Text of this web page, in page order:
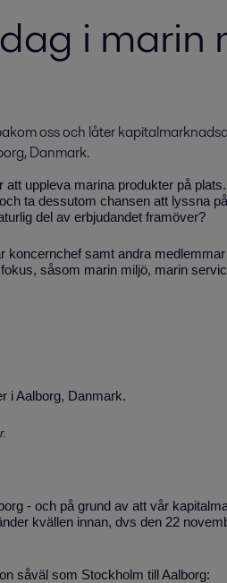
i marin
oss och låter
Danmark.
uppleva marina produkter på
ta dessutom chansen att lyssna
del av erbjudandet framöver?
koncernchef samt andra
såsom marin miljö, marin
Aalborg, Danmark.
- och på grund av att vår
kvällen innan, dvs den 22
såväl som Stockholm till Aalborg: